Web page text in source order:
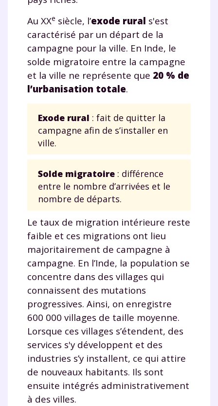
Au XXe siècle, l’exode rural s'est
caractérisé par un départ de la
campagne pour la ville. En Inde, le
solde migratoire entre la campagne
et la ville ne représente que 20 % de
l’urbanisation totale.
Exode rural : fait de quitter la
campagne afin de s’installer en
ville.
Solde migratoire : différence
entre le nombre d’arrivées et le
nombre de départs.
Le taux de migration intérieure reste
faible et ces migrations ont lieu
majoritairement de campagne à
campagne. En l’Inde, la population se
concentre dans des villages qui
connaissent des mutations
progressives. Ainsi, on enregistre
600 000 villages de taille moyenne.
Lorsque ces villages s’étendent, des
services s'y développent et des
industries s’y installent, ce qui attire
de nouveaux habitants. Ils sont
ensuite intégrés administrativement
à des villes.